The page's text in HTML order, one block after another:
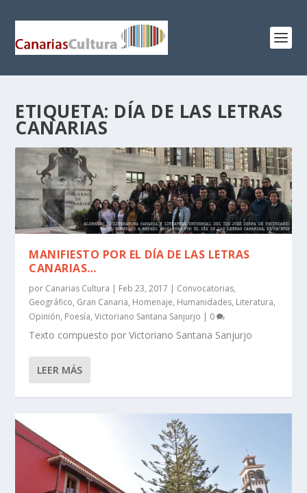
ETIQUETA: DÍA DE LAS LETRAS
CANARIAS
MANIFIESTO POR EL DÍA DE LAS LETRAS
CANARIAS…
por Canarias Cultura | Feb 23, 2017 | Convocatorias,
Geográfico, Gran Canaria, Homenaje, Humanidades, Literatura,
Opinión, Poesía,Victoriano Santana Sanjurjo | 0
Texto compuesto por Victoriano Santana Sanjurjo
LEER MÁS